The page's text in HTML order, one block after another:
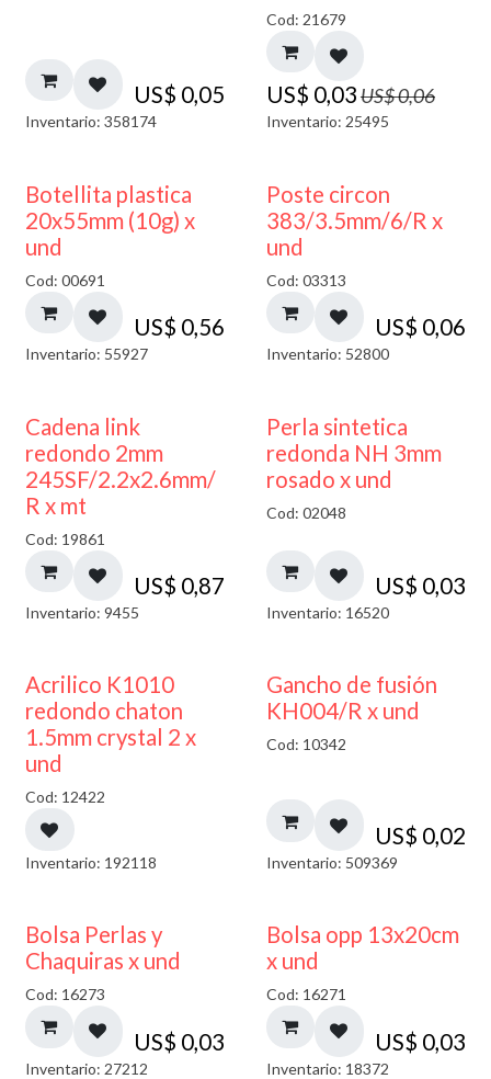
US$ 0,05
Inventario: 358174
Cod: 21679
US$ 0,03US$0,06
Inventario: 25495
Botellita plastica
20x55mm (10g) x
und
Cod: 00691
US$ 0,56
Inventario: 55927
Poste circon
383/3.5mm/6/R x
und
Cod: 03313
US$ 0,06
Inventario: 52800
Cadena link
redondo 2mm
245SF/2.2x2.6mm/
R x mt
Cod: 19861
US$ 0,87
Inventario: 9455
Perla sintetica
redonda NH 3mm
rosado x und
Cod: 02048
US$ 0,03
Inventario: 16520
50% DESCUENTO
Acrilico K1010
redondo chaton
1.5mm crystal 2 x
und
Cod: 12422
Inventario: 192118
Gancho de fusión
KH004/R x und
Cod: 10342
US$ 0,02
Inventario: 509369
Bolsa Perlas y
Chaquiras x und
Cod: 16273
US$ 0,03
Inventario: 27212
Bolsa opp 13x20cm
x und
Cod: 16271
US$ 0,03
Inventario: 18372